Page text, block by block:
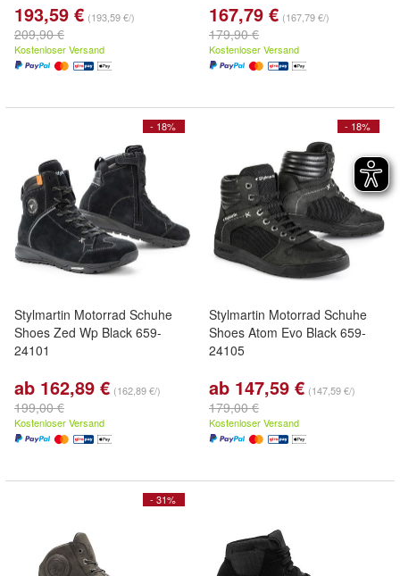
193,59 € (193,59 €/)
209,90 €
Kostenloser Versand
167,79 € (167,79 €/)
179,90 €
Kostenloser Versand
- 18%
Stylmartin Motorrad Schuhe
Shoes Zed Wp Black 659-
24101
ab 162,89 € (162,89 €/)
199,00 €
Kostenloser Versand
- 18%
Stylmartin Motorrad Schuhe
Shoes Atom Evo Black 659-
24105
ab 147,59 € (147,59 €/)
179,00 €
Kostenloser Versand
- 31%